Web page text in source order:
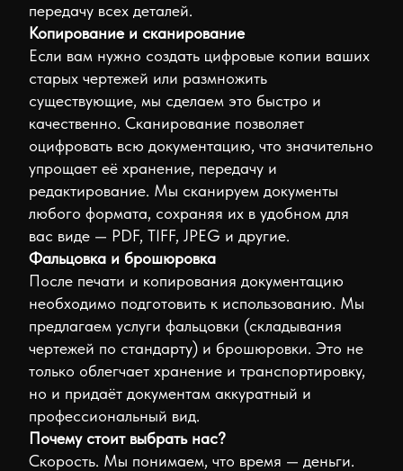
передачу всех деталей.
Копирование и сканирование
Если вам нужно создать цифровые копии ваших
старых чертежей или размножить
существующие, мы сделаем это быстро и
качественно. Сканирование позволяет
оцифровать всю документацию, что значительно
упрощает её хранение, передачу и
редактирование. Мы сканируем документы
любого формата, сохраняя их в удобном для
вас виде — PDF, TIFF, JPEG и другие.
Фальцовка и брошюровка
После печати и копирования документацию
необходимо подготовить к использованию. Мы
предлагаем услуги фальцовки (складывания
чертежей по стандарту) и брошюровки. Это не
только облегчает хранение и транспортировку,
но и придаёт документам аккуратный и
профессиональный вид.
Почему стоит выбрать нас?
Скорость. Мы понимаем, что время — деньги.
(ретро)
Постер
Исполнительная
АСР
Исполнительные
схемы
Сертификаты
и
паспорта
ОЖР
Дополнительные
услуги
Твёрдый
переплёт
Фальцовка
Ламинирование
Сканирование
Реставрация